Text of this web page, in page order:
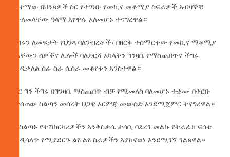
በከተማው በህንጻዎች ስር የተገነቡ የመኪና መቆሚያ ስፍራዎች አብዛኞቹ
ለታለመላቸው ዓላማ እየዋሉ አለመሆኑ ተናግረዋል።
ችግሩን ለመፍታት የህንጻ ባለንብረቶች፣ በዘርፉ ተሰማርተው የመኪና ማቆሚያ
ያላቸውን ሰዎችና ሌሎች ባለድርሻ አካላትን ግንዛቤ የማስጨበጥና ችግሩ
እንዲቃለል ሰፊ ስራ ሲሰራ መቆየቱን አንስተዋል።
ነገር ግን ችግሩ በግንዛቤ ማስጨበጥ ብቻ የሚመለስ ባለመሆኑ ተቋሙ በቅርቡ
በተሰጠው ስልጣን መሰረት ህጋዊ እርምጃ መውሰድ እንደሚጀምር ተናግረዋል።
ባለስልጣኑ የተሽከርካሪዎችን እንቅስቃሴ ታሳቢ ባደረገ መልኩ የትራፊክ ፍሰቱ
እንዲሳለጥ የሚያደርጉ ልዩ ልዩ ስራዎችን እያከናወነ እንደሚገኝ ገልጸዋል።